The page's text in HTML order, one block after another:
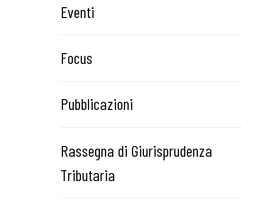
Eventi
Focus
Pubblicazioni
Rassegna di Giurisprudenza
Tributaria